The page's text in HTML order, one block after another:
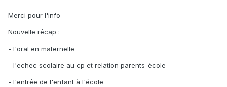
Merci pour l'info
Nouvelle récap :
- l'oral en maternelle
- l'echec scolaire au cp et relation parents-école
- l'entrée de l'enfant à l'école